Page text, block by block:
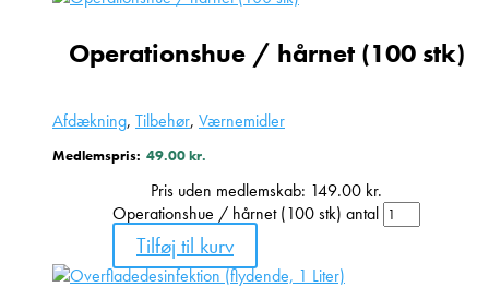
Afdækning, Tilbehør, Værnemidler
Operationshue / hårnet (100 stk)
Medlemspris: 49.00kr.
Pris uden medlemskab: 149.00 kr.
Operationshue / hårnet (100 stk) antal
Tilføj til kurv